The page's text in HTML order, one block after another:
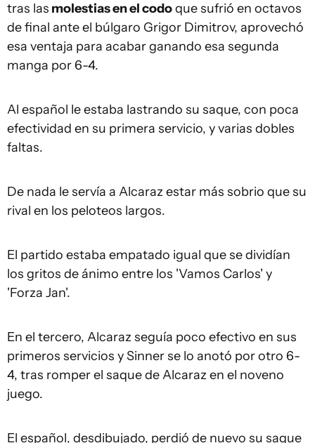
tras las molestias en el codoque sufrió en octavos
de final ante el búlgaro Grigor Dimitrov, aprovechó
esa ventaja para acabar ganando esa segunda
manga por 6-4.
Al español le estaba lastrando su saque, con poca
efectividad en su primera servicio, y varias dobles
faltas.
De nada le servía a Alcaraz estar más sobrio que su
rival en los peloteos largos.
El partido estaba empatado igual que se dividían
los gritos de ánimo entre los 'Vamos Carlos' y
'Forza Jan'.
En el tercero, Alcaraz seguía poco efectivo en sus
primeros servicios y Sinner se lo anotó por otro 6-
4, tras romper el saque de Alcaraz en el noveno
juego.
El español, desdibujado, perdió de nuevo su saque